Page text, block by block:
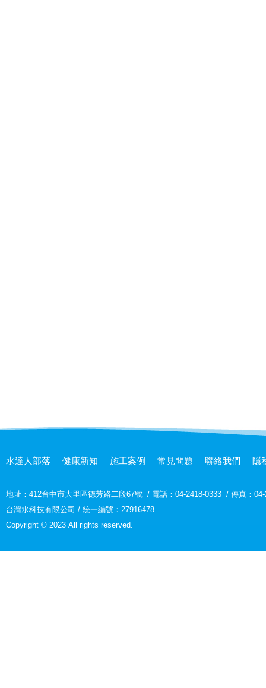
水達人部落 健康新知 施工案例 常見問題 聯絡我們 隱
地址： 412台中市大里區德芳路二段67號 / 電話：04-2418-0333 / 傳真：
台灣水科技有限公司 / 統一編號：27916478
Copyright © 2023 All rights reserved.